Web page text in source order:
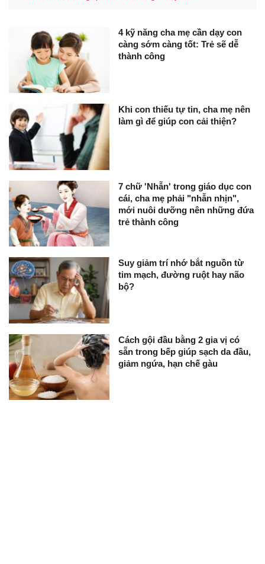
4 kỹ năng cha mẹ cần dạy con
càng sớm càng tốt: Trẻ sẽ dễ
thành công
Khi con thiếu tự tin, cha mẹ nên
làm gì để giúp con cải thiện?
7 chữ 'Nhẫn' trong giáo dục con
cái, cha mẹ phải "nhẫn nhịn",
mới nuôi dưỡng nên những đứa
trẻ thành công
Suy giảm trí nhớ bắt nguồn từ
tim mạch, đường ruột hay não
bộ?
Cách gội đầu bằng 2 gia vị có
sẵn trong bếp giúp sạch da đầu,
giảm ngứa, hạn chế gàu